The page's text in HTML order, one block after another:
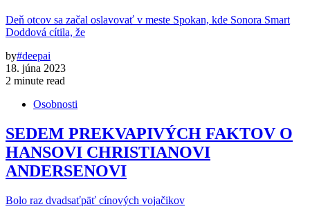
Deň otcov sa začal oslavovať v meste Spokan, kde Sonora Smart
Doddová cítila, že
by#deepai
18. júna 2023
2 minute read
Osobnosti
SEDEM PREKVAPIVÝCH FAKTOV O
HANSOVI CHRISTIANOVI
ANDERSENOVI
Bolo raz dvadsaťpäť cínových vojačikov